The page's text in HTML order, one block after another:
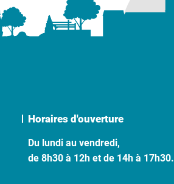
Horaires d'ouverture
Du lundi au vendredi,
de 8h30 à 12h et de 14h à 17h30.